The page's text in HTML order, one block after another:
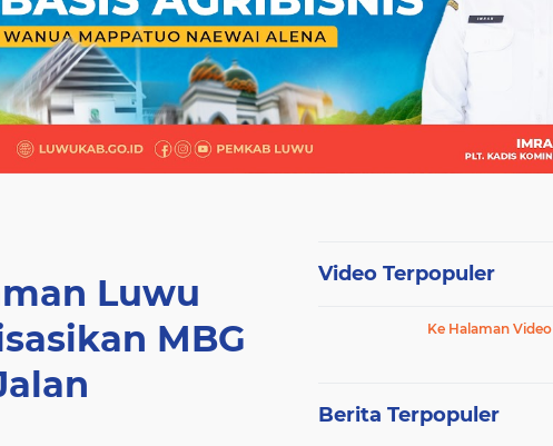
Luwu
MBG
Video Terpopuler
Ke Halaman Video
Berita Terpopuler